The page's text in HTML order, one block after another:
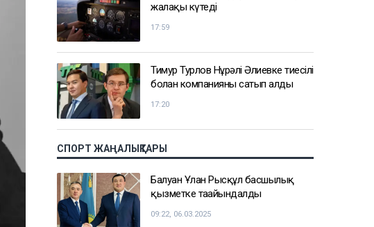
жалақы күтеді
17:59
Тимур Турлов Нұрәлі Әлиевке тиесілі
болған компанияны сатып алды
17:20
СПОРТ ЖАҢАЛЫҚТАРЫ
Балуан Ұлан Рысқұл басшылық
қызметке тағайындалды
09:22, 06.03.2025